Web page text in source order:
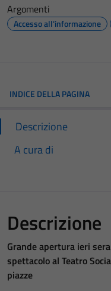
Argomenti
Accesso all'informazione
INDICE DELLA PAGINA
Descrizione
A cura di
Descrizione
Grande apertura ieri
spettacolo al Teatro
piazze